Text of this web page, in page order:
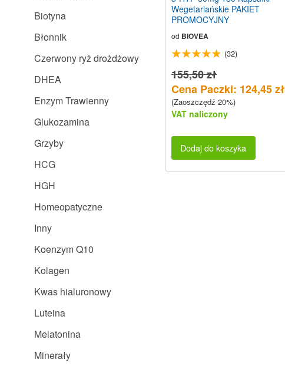
dostępu.
Biotyna
Błonnik
Czerwony ryż drożdżowy
DHEA
Enzym Trawienny
Glukozamina
Grzyby
HCG
HGH
Homeopatyczne
Inny
Koenzym Q10
Kolagen
Kwas hialuronowy
Luteina
Melatonina
Minerały
Wegetariańskie PAKIET
PROMOCYJNY
od BIOVEA
(32)
155,50 zł
Cena Paczki: 124,45 zł
(Zaoszczędź 20%)
VAT naliczony
Dodaj do koszyka